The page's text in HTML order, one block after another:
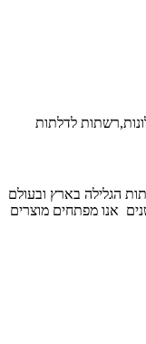
הגלילה בארץ ובעולם
אנו מפתחים מוצרים